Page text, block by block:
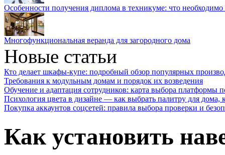
Особенности получения диплома в техникуме: что необходимо
Многофункциональная веранда для загородного дома
Новые статьи
Кто делает шкафы-купе: подробный обзор популярных
Требования к модульным домам и порядок их возведения
Обучение и адаптация сотрудников: карта выбора платформы
Психология цвета в дизайне — как выбрать палитру для дома,
Покупка аккаунтов соцсетей: правила выбора проверки и
Как установить